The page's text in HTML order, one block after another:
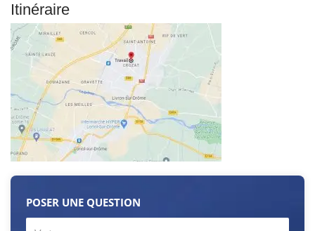
Itinéraire
POSER UNE QUESTION